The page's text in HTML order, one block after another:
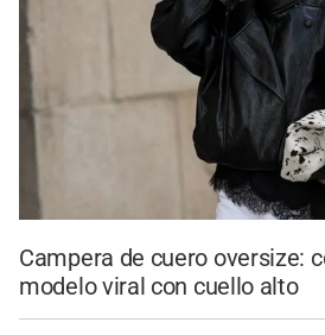
Campera de cuero oversize:
modelo viral con cuello alto